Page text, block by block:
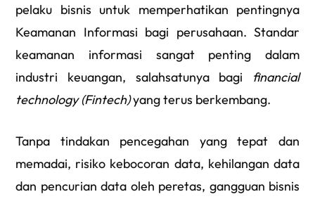
pelaku bisnis untuk memperhatikan pentingnya
Keamanan Informasi bagi perusahaan. Standar
keamanan informasi sangat penting dalam
industri keuangan, salahsatunya bagi financial
technology (Fintech)yang terus berkembang.
Tanpa tindakan pencegahan yang tepat dan
memadai, risiko kebocoran data, kehilangan data
dan pencurian data oleh peretas, gangguan bisnis